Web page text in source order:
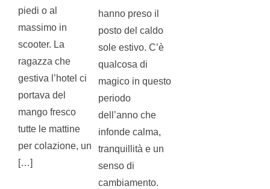
piedi o al
massimo in
scooter. La
ragazza che
gestiva l’hotel ci
portava del
mango fresco
tutte le mattine
per colazione, un
[…]
hanno preso il
posto del caldo
sole estivo. C’è
qualcosa di
magico in questo
periodo
dell’anno che
infonde calma,
tranquillità e un
senso di
cambiamento.